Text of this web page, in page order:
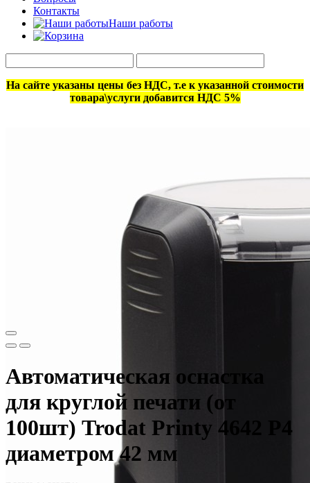
Контакты
Наши работы
На сайте указаны цены без НДС, т.е к указанной стоимости
товара\услуги добавится НДС 5%
Автоматическая оснастка
для круглой печати (от
100шт) Trodat Printy 4642 P4
диаметром 42 мм